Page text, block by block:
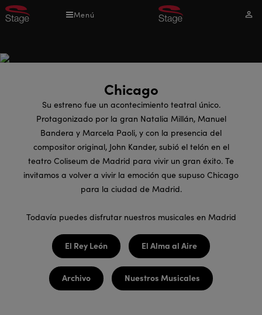
Pasar
al
Menú
Mi
Chicago
Su estreno fue un acontecimiento teatral único.
Protagonizado por la gran Natalia Millán, Manuel
Bandera y Marcela Paoli, y con la presencia del
compositor original, John Kander, subió el telón en el
teatro Coliseum de Madrid para vivir un gran éxito. Te
invitamos a volver a vivir la emoción que supuso Chicago
para la ciudad de Madrid.
Todavía puedes disfrutar nuestros musicales en Madrid
El Rey León El Alma al Aire
Archivo Nuestros Musicales